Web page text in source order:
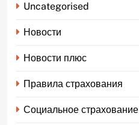
Uncategorised
Новости
Новости плюс
Правила страхования
Социальное страхование